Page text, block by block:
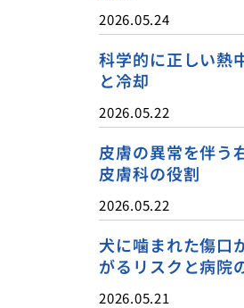
2026.05.24
科学的に正しい熱
と冷却
2026.05.22
皮膚の異常を伴う
皮膚科の役割
2026.05.22
犬に噛まれた傷口
がるリスクと病院
2026.05.21